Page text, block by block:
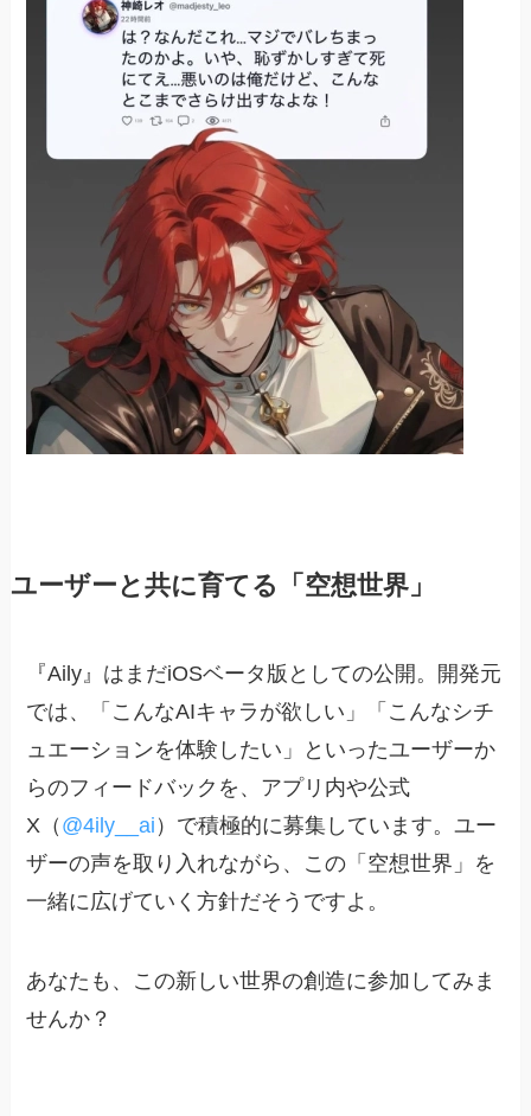
ユーザーと共に育てる「空想世界」
『Aily』はまだiOSベータ版としての公開。開発元
では、「こんなAIキャラが欲しい」「こんなシチ
ュエーションを体験したい」といったユーザーか
らのフィードバックを、アプリ内や公式
X（ @4ily__ai ）で積極的に募集しています。ユー
ザーの声を取り入れながら、この「空想世界」を
一緒に広げていく方針だそうですよ。
あなたも、この新しい世界の創造に参加してみま
せんか？